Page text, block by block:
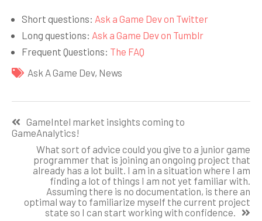
Short questions: Ask a Game Dev on Twitter
Long questions: Ask a Game Dev on Tumblr
Frequent Questions: The FAQ
Ask A Game Dev, News
по
записям
GameIntel market insights coming to
GameAnalytics!
What sort of advice could you give to a junior game
programmer that is joining an ongoing project that
already has a lot built. I am in a situation where I am
finding a lot of things I am not yet familiar with.
Assuming there is no documentation, is there an
optimal way to familiarize myself the current project
state so I can start working with confidence.